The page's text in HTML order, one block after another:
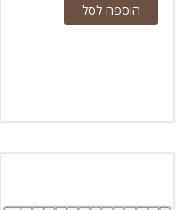
הוספה לסל